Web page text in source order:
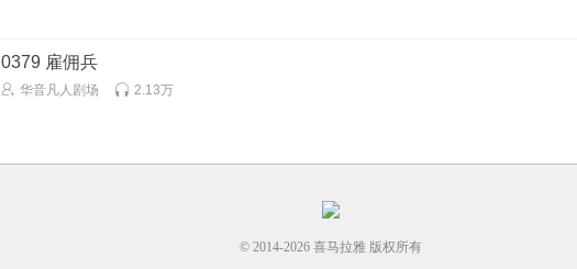
0379 雇佣兵
华音凡人剧场 2.13万
© 2014-2026 喜马拉雅 版权所有